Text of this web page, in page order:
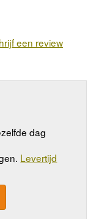
een review
dag
Levertijd